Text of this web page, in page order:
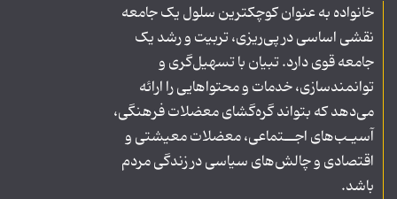
خانواده به عنوان کوچکترین سلول یک جامعه
نقشی اساسی در پی‌ریزی، تربیت و رشد یک
جامعه قوی دارد. تبیان با تسهیل‌گری و
توانمندسازی، خدمات و محتواهایی را ارائه
می‌دهد که بتواند گره‌گشای معضلات فرهنگی،
آسیـب‌های اجــتماعی، معضلات معیشتی و
اقتصادی و چالش‌های سیاسی در زندگی مردم
باشد.